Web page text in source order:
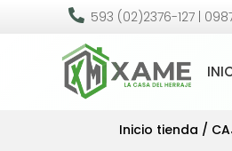
 593 (02)2376-127 |
Inicio tienda /